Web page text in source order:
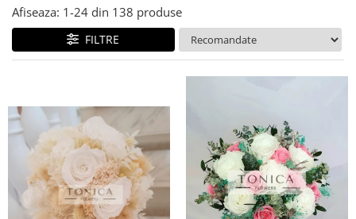
Afiseaza: 1-24 din 138 produse
FILTRE